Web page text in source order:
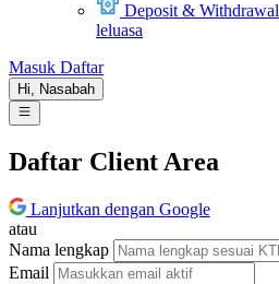
Deposit & Withdrawal
leluasa
Masuk Daftar
Hi, Nasabah
Daftar Client Area
Lanjutkan dengan Google
atau
Nama lengkap
Email